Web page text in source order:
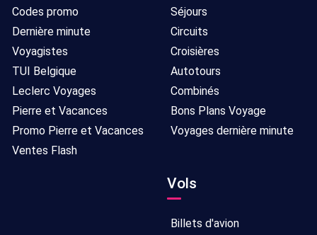
Codes promo
Dernière minute
Voyagistes
TUI Belgique
Leclerc Voyages
Pierre et Vacances
Promo Pierre et Vacances
Ventes Flash
Séjours
Circuits
Croisières
Autotours
Combinés
Bons Plans Voyage
Voyages dernière minute
Vols
Billets d'avion